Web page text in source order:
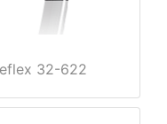
32-622